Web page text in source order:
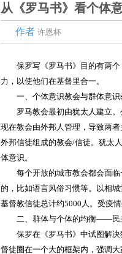
从《罗马书》看个体
作者 许恩杯
保罗写《罗马书》目的有两
力，以使他们在基督里合一。
一、个体意识教会与群体意
罗马教会最初由犹太人建立
现在教会由外邦人管理，导致两
外邦信徒组成的教会/信徒。犹太
体意识。
每个开放的城市教会都会面
的，比如语言风俗习惯等。以相
基督教信徒总计约5000人。受疫
二、群体与个体的均衡——民
保罗在《罗马书》中试图解
督徒圈在一个大的框架内，强调